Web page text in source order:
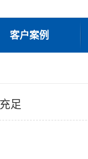
客户案例
足